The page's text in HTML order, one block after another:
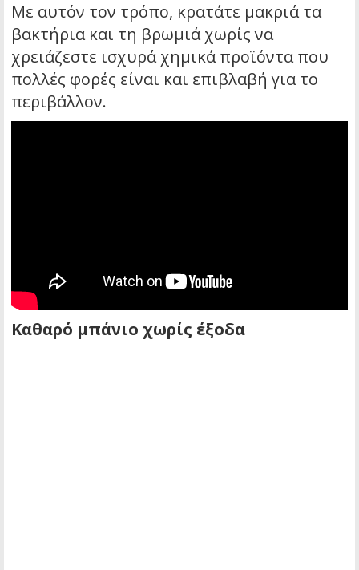
Με αυτόν τον τρόπο, κρατάτε μακριά τα
βακτήρια και τη βρωμιά χωρίς να
χρειάζεστε ισχυρά χημικά προϊόντα που
πολλές φορές είναι και επιβλαβή για το
περιβάλλον.
Καθαρό μπάνιο χωρίς έξοδα